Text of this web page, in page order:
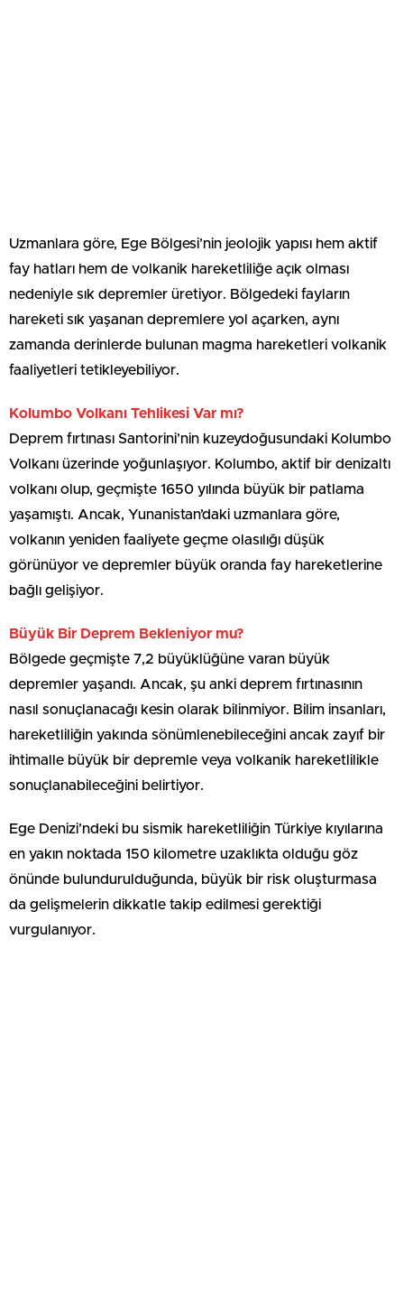
Uzmanlara göre, Ege Bölgesi’nin jeolojik yapısı hem aktif
fay hatları hem de volkanik hareketliliğe açık olması
nedeniyle sık depremler üretiyor. Bölgedeki fayların
hareketi sık yaşanan depremlere yol açarken, aynı
zamanda derinlerde bulunan magma hareketleri volkanik
faaliyetleri tetikleyebiliyor.
Kolumbo Volkanı Tehlikesi Var mı?
Deprem fırtınası Santorini’nin kuzeydoğusundaki Kolumbo
Volkanı üzerinde yoğunlaşıyor. Kolumbo, aktif bir denizaltı
volkanı olup, geçmişte 1650 yılında büyük bir patlama
yaşamıştı. Ancak, Yunanistan’daki uzmanlara göre,
volkanın yeniden faaliyete geçme olasılığı düşük
görünüyor ve depremler büyük oranda fay hareketlerine
bağlı gelişiyor.
Büyük Bir Deprem Bekleniyor mu?
Bölgede geçmişte 7,2 büyüklüğüne varan büyük
depremler yaşandı. Ancak, şu anki deprem fırtınasının
nasıl sonuçlanacağı kesin olarak bilinmiyor. Bilim insanları,
hareketliliğin yakında sönümlenebileceğini ancak zayıf bir
ihtimalle büyük bir depremle veya volkanik hareketlilikle
sonuçlanabileceğini belirtiyor.
Ege Denizi’ndeki bu sismik hareketliliğin Türkiye kıyılarına
en yakın noktada 150 kilometre uzaklıkta olduğu göz
önünde bulundurulduğunda, büyük bir risk oluşturmasa
da gelişmelerin dikkatle takip edilmesi gerektiği
vurgulanıyor.